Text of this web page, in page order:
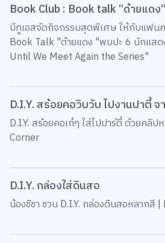
Book Club : Book talk “ด้ายแดง“
บีทูเอสจัดกิจกรรมสุดพิเศษ ให้กับแฟน
Book Talk "ด้ายแดง "พบปะ 6 นักแสด
Until We Meet Again the Series"
D.I.Y. สร้อยคอวิบวับ ไปงานปาตี้
D.I.Y. สร้อยคอเก๋ๆ ใส่ไปปาร์ตี้ ด้วยคลิป
Corner
D.I.Y. กล่องใส่ดินสอ
น้องชิชา ชวน D.I.Y. กล่องดินสอหลากสี